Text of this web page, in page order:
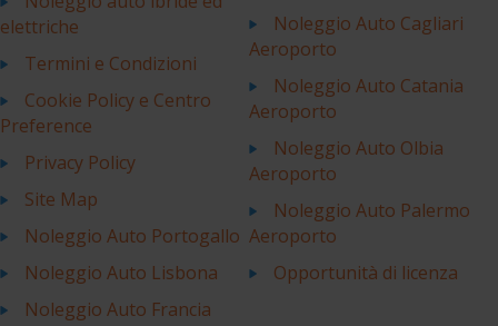
elettriche
Termini e Condizioni
Cookie Policy e Centro
Preference
Privacy Policy
Site Map
Noleggio Auto Portogallo
Noleggio Auto Lisbona
Noleggio Auto Francia
Noleggio Auto Cagliari
Aeroporto
Noleggio Auto Catania
Aeroporto
Noleggio Auto Olbia
Aeroporto
Noleggio Auto Palermo
Aeroporto
Opportunità di licenza